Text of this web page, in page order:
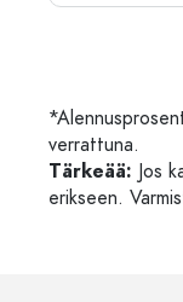
verrattuna.
Tärkeää: Jos
erikseen.